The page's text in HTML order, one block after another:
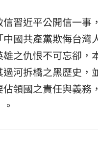
信習近平公開信一事
中國共產黨欺侮台灣
雄之仇恨不可忘卻，
過河拆橋之黑歷史，
佔領國之責任與義務